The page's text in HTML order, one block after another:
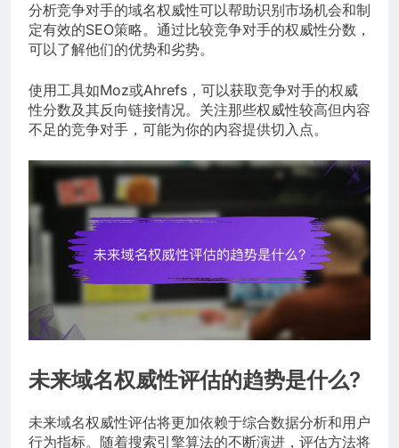
分析竞争对手的域名权威性可以帮助识别市场机会和制
定有效的SEO策略。通过比较竞争对手的权威性分数，
可以了解他们的优势和劣势。
使用工具如Moz或Ahrefs，可以获取竞争对手的权威
性分数及其反向链接情况。关注那些权威性较高但内容
不足的竞争对手，可能为你的内容提供切入点。
未来域名权威性评估的趋势是什么?
未来域名权威性评估将更加依赖于综合数据分析和用户
行为指标。随着搜索引擎算法的不断演进，评估方法将